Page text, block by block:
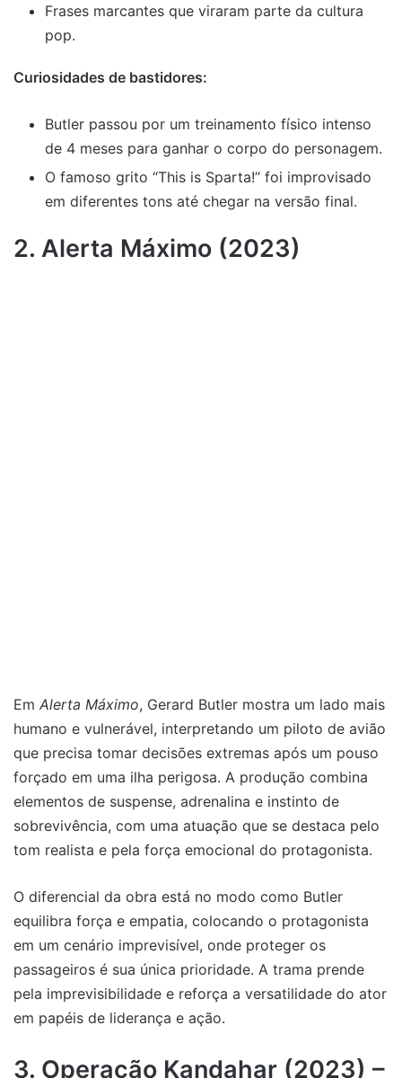
Frases marcantes que viraram parte da cultura
pop.
Curiosidades de bastidores:
Butler passou por um treinamento físico intenso
de 4 meses para ganhar o corpo do personagem.
O famoso grito “This is Sparta!” foi improvisado
em diferentes tons até chegar na versão final.
2. Alerta Máximo (2023)
Em Alerta Máximo, Gerard Butler mostra um lado mais
humano e vulnerável, interpretando um piloto de avião
que precisa tomar decisões extremas após um pouso
forçado em uma ilha perigosa. A produção combina
elementos de suspense, adrenalina e instinto de
sobrevivência, com uma atuação que se destaca pelo
tom realista e pela força emocional do protagonista.
O diferencial da obra está no modo como Butler
equilibra força e empatia, colocando o protagonista
em um cenário imprevisível, onde proteger os
passageiros é sua única prioridade. A trama prende
pela imprevisibilidade e reforça a versatilidade do ator
em papéis de liderança e ação.
3. Operação Kandahar (2023) –